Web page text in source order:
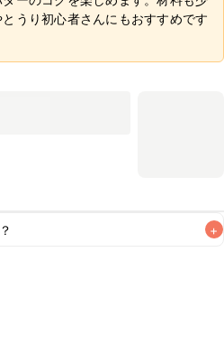
うり初心者さんにもおすすめです
+
安です。なるべくお早めにお召